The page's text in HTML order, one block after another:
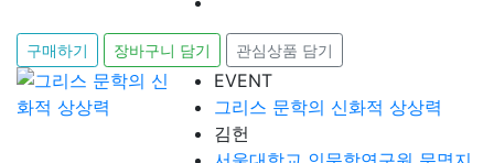
구매하기 장바구니 담기 관심상품 담기
EVENT
그리스 문학의 신화적 상상력
김헌